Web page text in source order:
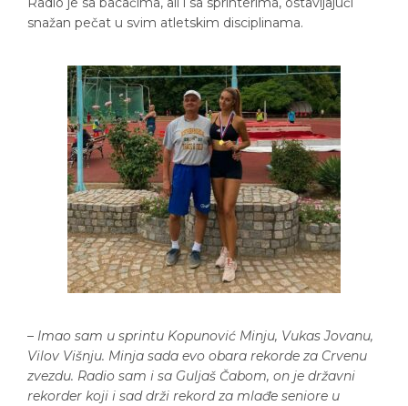
snažan pečat u svim atletskim disciplinama.
– Imao sam u sprintu Kopunović Minju, Vukas Jovanu,
Vilov Višnju. Minja sada evo obara rekorde za Crvenu
zvezdu. Radio sam i sa Guljaš Čabom, on je državni
rekorder koji i sad drži rekord za mlađe seniore u